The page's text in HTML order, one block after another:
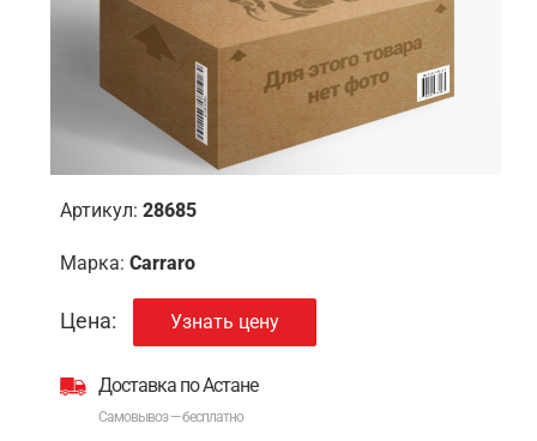
Артикул: 28685
Марка: Carraro
Цена: Узнать цену
Доставка по Астане
Самовывоз — бесплатно